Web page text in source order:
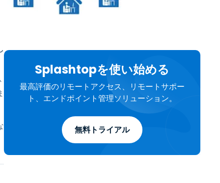
について詳しく
日本語
Splashtopを使い始める
最高評価のリモートアクセス、リモートサポー
ト、エンドポイント管理ソリューション。
無料トライアル